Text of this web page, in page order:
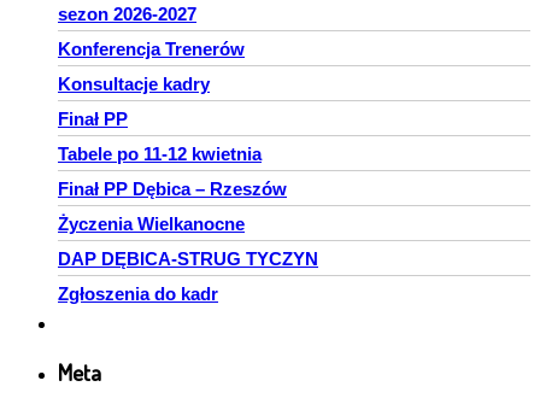
sezon 2026-2027
Konferencja Trenerów
Konsultacje kadry
Finał PP
Tabele po 11-12 kwietnia
Finał PP Dębica – Rzeszów
Życzenia Wielkanocne
DAP DĘBICA-STRUG TYCZYN
Zgłoszenia do kadr
Meta